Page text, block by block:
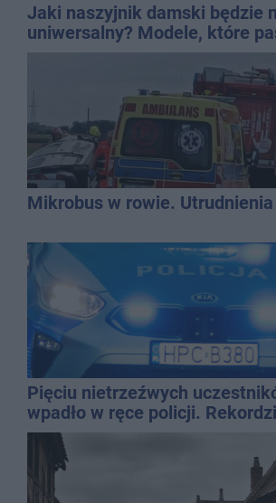
Jaki naszyjnik damski będzie
uniwersalny? Modele, które
wielu stylizacji
Mikrobus w rowie.
Pięciu nietrzeźwych
wpadło w ręce policji.
promila